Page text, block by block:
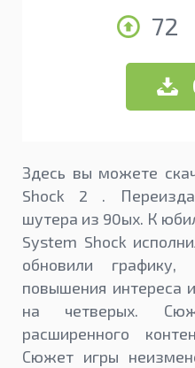
72
Здесь вы можете
Shock 2 .
шутера из 90ых. К
System Shock
обновили
повышения интереса
на четверых.
расширенного
Сюжет игры